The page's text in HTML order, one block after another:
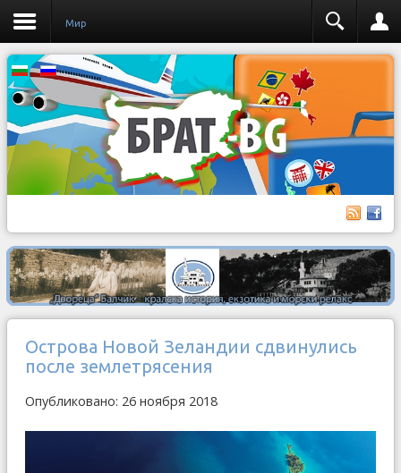
Мир
Острова Новой Зеландии сдвинулись
после землетрясения
Опубликовано: 26 ноября 2018